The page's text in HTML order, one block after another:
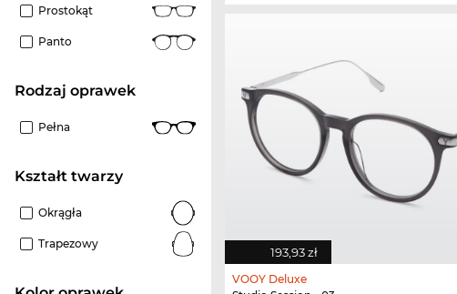
Prostokąt
Panto
rodzaj oprawek
Pełna
kształt twarzy
Okrągła
Trapezowy
193,93 zł
VOOY Deluxe